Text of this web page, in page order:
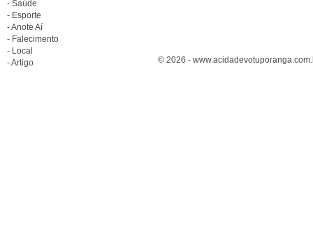
- Saúde
- Esporte
- Anote Aí
- Falecimento
- Local
- Artigo
© 2026 -